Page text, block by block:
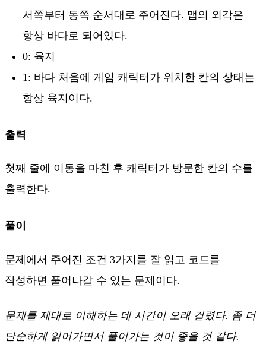
서쪽부터 동쪽 순서대로 주어진다. 맵의 외각은
항상 바다로 되어있다.
0: 육지
1: 바다 처음에 게임 캐릭터가 위치한 칸의 상태는
항상 육지이다.
출력
첫째 줄에 이동을 마친 후 캐릭터가 방문한 칸의 수를
출력한다.
풀이
문제에서 주어진 조건 3가지를 잘 읽고 코드를
작성하면 풀어나갈 수 있는 문제이다.
문제를 제대로 이해하는 데 시간이 오래 걸렸다. 좀 더
단순하게 읽어가면서 풀어가는 것이 좋을 것 같다.